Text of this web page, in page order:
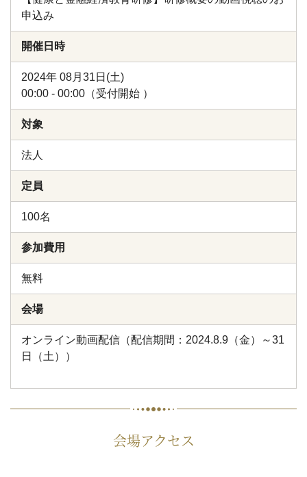
申込み
開催日時
2024年 08月31日(土)
00:00 - 00:00（受付開始 ）
対象
法人
定員
100名
参加費用
無料
会場
オンライン動画配信（配信期間：2024.8.9（金）～31
日（土））
会場アクセス